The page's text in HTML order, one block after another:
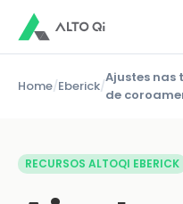
Home/Eberick/
Ajustes nas
de
RECURSOS ALTOQI EBERICK